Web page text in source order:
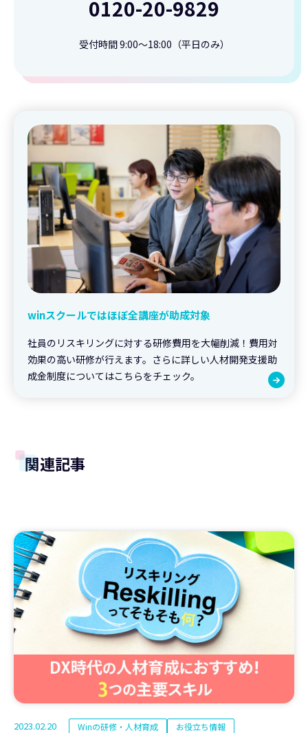
0120-20-9829
受付時間 9:00〜18:00（平日のみ）
winスクールではほぼ全講座が助成対象
社員のリスキリングに対する研修費用を大幅削減！費用対
効果の高い研修が行えます。さらに詳しい人材開発支援助
成金制度についてはこちらをチェック。
関連記事
2023.02.20 Winの研修・人材育成 お役立ち情報